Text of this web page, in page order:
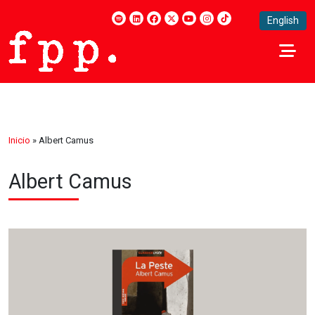
English
Inicio » Albert Camus
Albert Camus